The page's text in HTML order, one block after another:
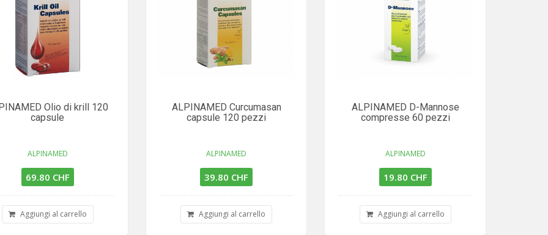
Olio di krill 120
capsule
ALPINAMED
69.80 CHF
Aggiungi al carrello
ALPINAMED Curcumasan
capsule 120 pezzi
ALPINAMED
39.80 CHF
Aggiungi al carrello
ALPINAMED D-Mannose
compresse 60 pezzi
ALPINAMED
19.80 CHF
Aggiungi al carrello